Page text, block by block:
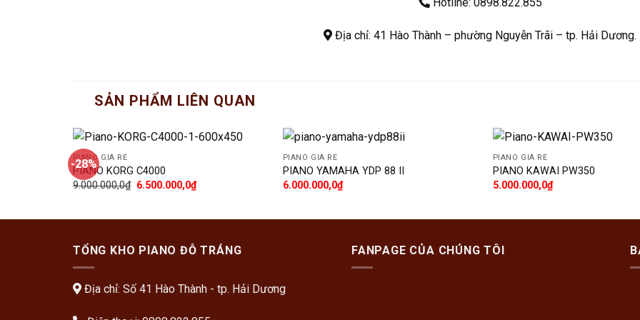
Địa chỉ: 41 Hào Thành – phường Nguyễn Trãi – tp. Hải Dương.
SẢN PHẨM LIÊN QUAN
-28%
PIANO GIÁ RẺ
PIANO KORG C4000
9.000.000,0₫ 6.500.000,0₫
PIANO GIÁ RẺ
PIANO YAMAHA YDP 88 II
6.000.000,0₫
PIANO GIÁ RẺ
PIANO KAWAI PW350
5.000.000,0₫
TỔNG KHO PIANO ĐỖ TRÁNG
Địa chỉ: Số 41 Hào Thành - tp. Hải Dương
FANPAGE CỦA CHÚNG TÔI